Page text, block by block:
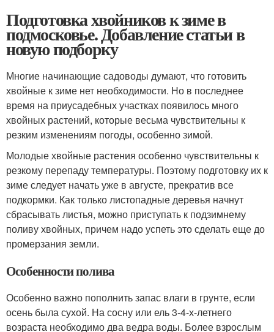
Подготовка хвойников к зиме в
подмосковье. Добавление статьи в
новую подборку
Многие начинающие садоводы думают, что готовить
хвойные к зиме нет необходимости. Но в последнее
время на приусадебных участках появилось много
хвойных растений, которые весьма чувствительны к
резким изменениям погоды, особенно зимой.
Молодые хвойные растения особенно чувствительны к
резкому перепаду температуры. Поэтому подготовку их к
зиме следует начать уже в августе, прекратив все
подкормки. Как только листопадные деревья начнут
сбрасывать листья, можно приступать к подзимнему
поливу хвойных, причем надо успеть это сделать еще до
промерзания земли.
Особенности полива
Особенно важно пополнить запас влаги в грунте, если
осень была сухой. На сосну или ель 3-4-х-летнего
возраста необходимо два ведра воды. Более взрослым